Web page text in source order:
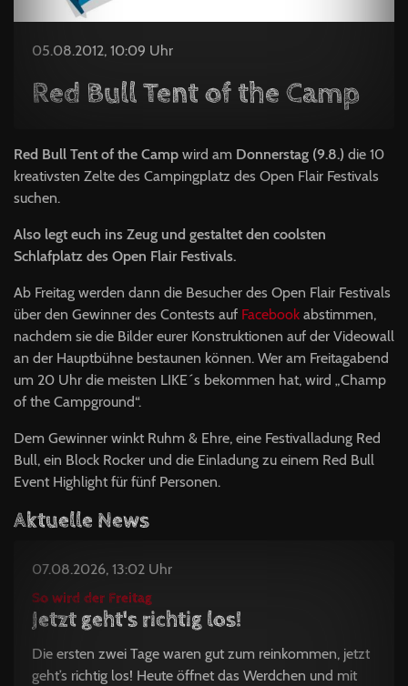
05.08.2012, 10:09 Uhr
Red Bull Tent of the Camp
Red Bull Tent of the Camp wird am Donnerstag (9.8.) die 10
kreativsten Zelte des Campingplatz des Open Flair Festivals
suchen.
Also legt euch ins Zeug und gestaltet den coolsten
Schlafplatz des Open Flair Festivals.
Ab Freitag werden dann die Besucher des Open Flair Festivals
über den Gewinner des Contests auf Facebook abstimmen,
nachdem sie die Bilder eurer Konstruktionen auf der Videowall
an der Hauptbühne bestaunen können. Wer am Freitagabend
um 20 Uhr die meisten LIKE´s bekommen hat, wird „Champ
of the Campground“.
Dem Gewinner winkt Ruhm & Ehre, eine Festivalladung Red
Bull, ein Block Rocker und die Einladung zu einem Red Bull
Event Highlight für fünf Personen.
Aktuelle News
07.08.2026, 13:02 Uhr
So wird der Freitag
Jetzt geht's richtig los!
Die ersten zwei Tage waren gut zum reinkommen, jetzt
geht’s richtig los! Heute öffnet das Werdchen und mit